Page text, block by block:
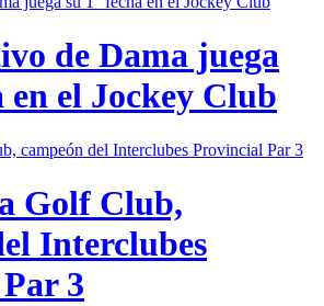
de Dama juega
en el Jockey Club
Golf Club,
Interclubes
3